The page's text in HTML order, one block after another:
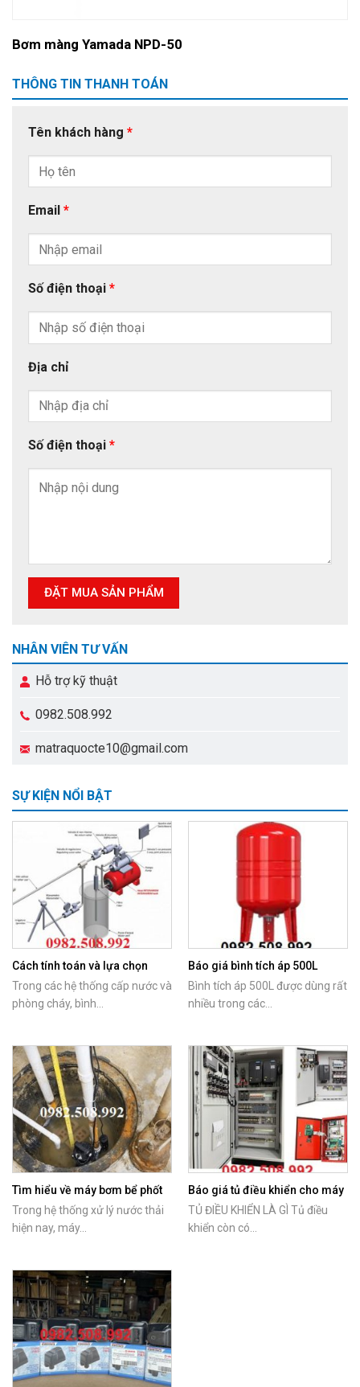
Bơm màng Yamada NPD-50
THÔNG TIN THANH TOÁN
Tên khách hàng *
Email *
Số điện thoại *
Địa chỉ
Số điện thoại *
NHÂN VIÊN TƯ VẤN
Hỗ trợ kỹ thuật
0982.508.992
matraquocte10@gmail.com
SỰ KIỆN NỔI BẬT
Cách tính toán và lựa chọn
bình tích áp phù hợp với máy
Trong các hệ thống cấp nước và
phòng cháy, bình...
Báo giá bình tích áp 500L
chính hãng Italy
Bình tích áp 500L được dùng rất
nhiều trong các...
Tìm hiểu về máy bơm bể phốt
Tsurumi
Trong hệ thống xử lý nước thải
hiện nay, máy...
Báo giá tủ điều khiển cho máy
bơm nước
TỦ ĐIỀU KHIỂN LÀ GÌ Tủ điều
khiển còn có...